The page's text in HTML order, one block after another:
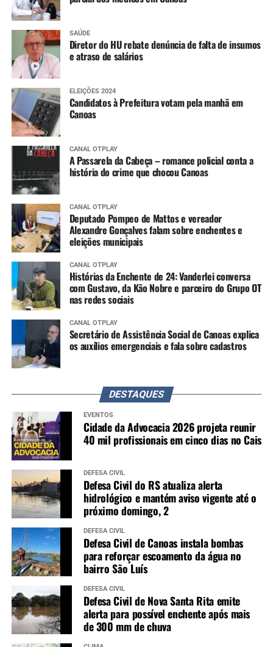
SAÚDE
Diretor do HU rebate denúncia de falta de insumos
e atraso de salários
ELEIÇÕES 2024
Candidatos à Prefeitura votam pela manhã em
Canoas
CANAL OTPLAY
A Passarela da Cabeça – romance policial conta a
história do crime que chocou Canoas
CANAL OTPLAY
Deputado Pompeo de Mattos e vereador
Alexandre Gonçalves falam sobre enchentes e
eleições municipais
CANAL OTPLAY
Histórias da Enchente de 24: Vanderlei conversa
com Gustavo, da Kão Nobre e parceiro do Grupo OT
nas redes sociais
CANAL OTPLAY
Secretário de Assistência Social de Canoas explica
os auxílios emergenciais e fala sobre cadastros
DESTAQUES
EVENTOS
Cidade da Advocacia 2026 projeta reunir
40 mil profissionais em cinco dias no Cais
DEFESA CIVIL
Defesa Civil do RS atualiza alerta
hidrológico e mantém aviso vigente até o
próximo domingo, 2
DEFESA CIVIL
Defesa Civil de Canoas instala bombas
para reforçar escoamento da água no
bairro São Luís
DEFESA CIVIL
Defesa Civil de Nova Santa Rita emite
alerta para possível enchente após mais
de 300 mm de chuva